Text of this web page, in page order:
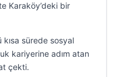
Karaköy’deki bir
sürede sosyal
kariyerine adım atan
çekti.